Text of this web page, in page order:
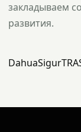
закладываем
развития.
DahuaSigur